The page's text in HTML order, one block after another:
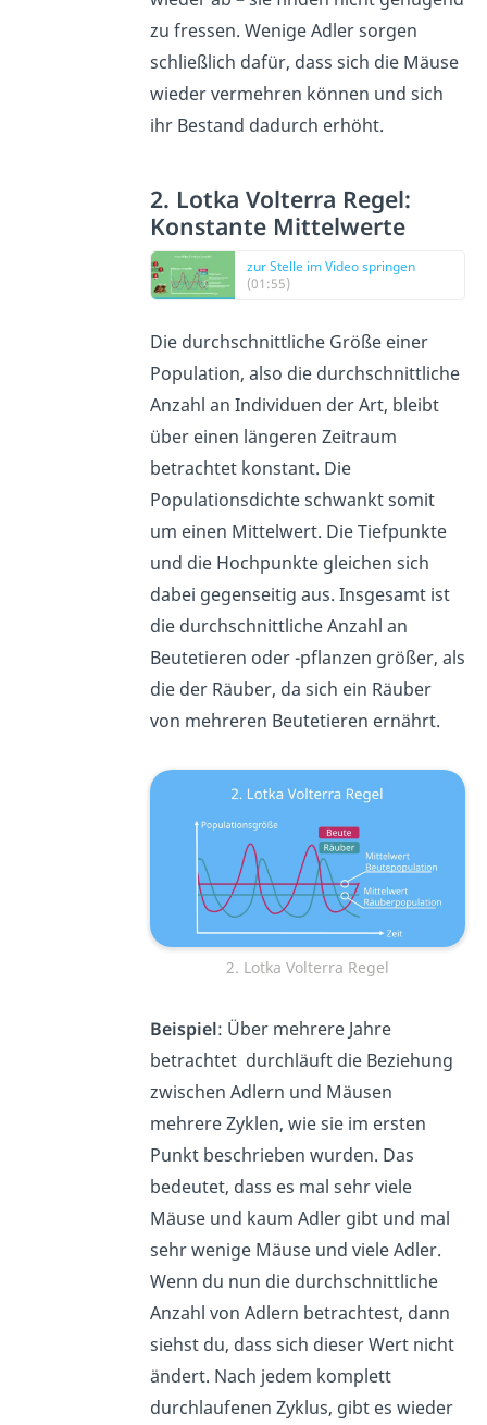
zu fressen. Wenige Adler sorgen
schließlich dafür, dass sich die Mäuse
wieder vermehren können und sich
ihr Bestand dadurch erhöht.
2. Lotka Volterra Regel:
Konstante Mittelwerte
zur Stelle im Video springen
(01:55)
Die durchschnittliche Größe einer
Population, also die durchschnittliche
Anzahl an Individuen der Art, bleibt
über einen längeren Zeitraum
betrachtet konstant. Die
Populationsdichte schwankt somit
um einen Mittelwert. Die Tiefpunkte
und die Hochpunkte gleichen sich
dabei gegenseitig aus. Insgesamt ist
die durchschnittliche Anzahl an
Beutetieren oder -pflanzen größer, als
die der Räuber, da sich ein Räuber
von mehreren Beutetieren ernährt.
2. Lotka Volterra Regel
Beispiel: Über mehrere Jahre
betrachtet durchläuft die Beziehung
zwischen Adlern und Mäusen
mehrere Zyklen, wie sie im ersten
Punkt beschrieben wurden. Das
bedeutet, dass es mal sehr viele
Mäuse und kaum Adler gibt und mal
sehr wenige Mäuse und viele Adler.
Wenn du nun die durchschnittliche
Anzahl von Adlern betrachtest, dann
siehst du, dass sich dieser Wert nicht
ändert. Nach jedem komplett
durchlaufenen Zyklus, gibt es wieder